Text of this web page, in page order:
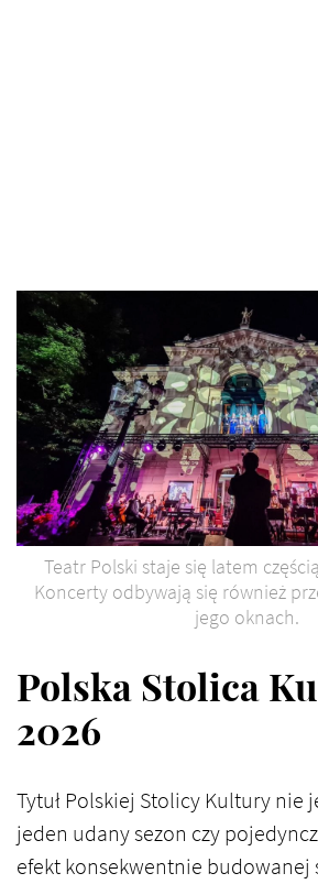
Teatr Polski staje się latem
Koncerty odbywają się również
jego oknach.
Polska Stolica
2026
Tytuł Polskiej Stolicy Kultury nie
jeden udany sezon czy
efekt konsekwentnie budowanej